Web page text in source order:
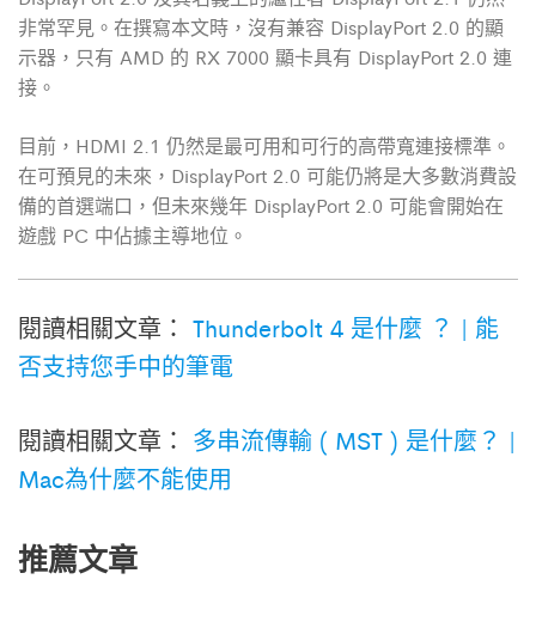
非常罕見。在撰寫本文時，沒有兼容 DisplayPort 2.0 的顯
示器，只有 AMD 的 RX 7000 顯卡具有 DisplayPort 2.0 連
接。
目前， HDMI 2.1 仍然是最可用和可行的高帶寬連接標準。
在可預見的未來，DisplayPort 2.0 可能仍將是大多數消費設
備的首選端口，但未來幾年 DisplayPort 2.0 可能會開始在
遊戲 PC 中佔據主導地位。
閱讀相關文章： Thunderbolt 4 是什麼 ？ | 能
否支持您手中的筆電
閱讀相關文章： 多串流傳輸 ( MST ) 是什麼？ |
Mac為什麼不能使用
推薦文章